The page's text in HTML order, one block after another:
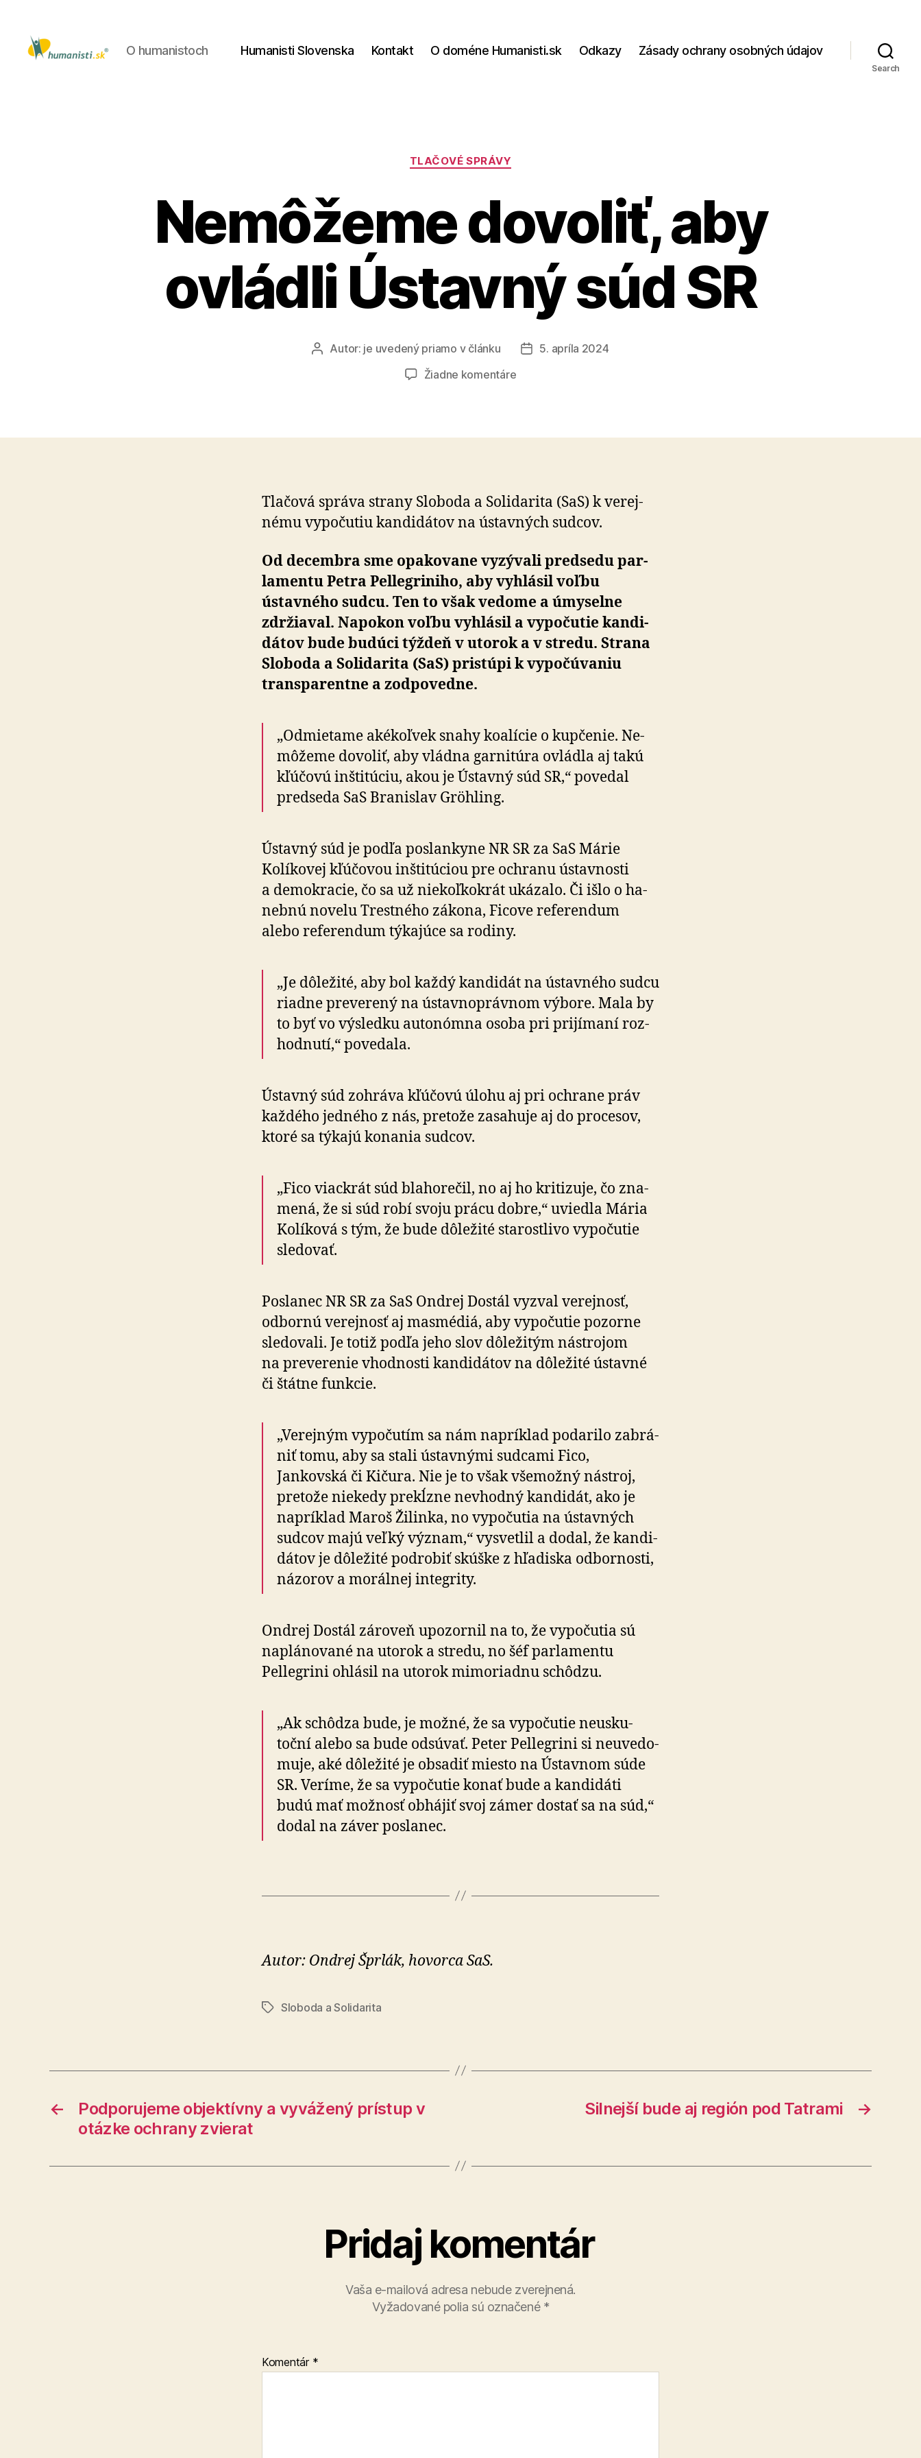
O humanistoch Humanisti Slovenska Kontakt O doméne Humanisti.sk Odkazy Zásady ochrany osobných údajov
Search
Kategórie
TLAČOVÉ SPRÁVY
Nemôžeme dovoliť, aby
ovládli Ústavný súd SR
AutorAutor: je uvedený priamo v článku
Dátum
5. apríla 2024
Žiadne komentárena
ovládli
Tlačová správa strany Sloboda a So­li­da­ri­ta (SaS) k ve­rej­
nému vy­po­ču­tiu kan­di­dá­tov na ústavných sudcov.
Od decembra sme opakovane vyzývali pred­se­du par­
la­men­tu Petra Pellegriniho, aby vyhlásil voľbu
ústavného sudcu. Ten to však vedome a úmy­selne
zdržiaval. Napokon voľbu vyhlásil a vy­po­čutie kan­di­
dá­tov bude budúci týždeň v utorok a v stredu. Strana
Slo­bo­da a So­li­da­ri­ta (SaS) pristúpi k vy­po­čú­va­niu
trans­pa­ren­tne a zod­po­vedne.
„Odmietame akékoľvek snahy koalície o kup­če­nie. Ne­
mô­žeme dovoliť, aby vládna garnitúra ovládla aj takú
kľúčovú inšti­tú­ciu, akou je Ústavný súd SR,“ po­ve­dal
pred­seda SaS Branislav Gröhling.
Ústavný súd je podľa poslankyne NR SR za SaS Márie
Kolíkovej kľúčovou inšti­tú­ciou pre ochranu ústav­nosti
a de­mo­kra­cie, čo sa už nie­koľ­ko­krát ukázalo. Či išlo o ha­
nebnú novelu Trestného zákona, Ficove re­fe­ren­dum
alebo re­fe­ren­dum týka­júce sa rodiny.
„Je dôležité, aby bol každý kandidát na ústav­ného sudcu
riadne pre­ve­rený na ústav­no­práv­nom výbore. Mala by
to byť vo výsledku auto­nómna osoba pri pri­jí­maní roz­
hod­nutí,“ po­ve­dala.
Ústavný súd zohráva kľúčovú úlohu aj pri ochrane práv
každého jedného z nás, pre­tože za­sa­huje aj do pro­ce­sov,
ktoré sa týkajú ko­na­nia sudcov.
„Fico viackrát súd blahorečil, no aj ho kri­ti­zuje, čo zna­
me­ná, že si súd robí svoju prácu dobre,“ uviedla Mária
Kolíková s tým, že bude dô­le­žité sta­rostli­vo vy­po­ču­tie
sle­do­vať.
Poslanec NR SR za SaS Ondrej Dostál vyzval verejnosť,
odbornú verejnosť aj masmédiá, aby vypočutie pozorne
sledovali. Je totiž podľa jeho slov dôležitým nástrojom
na pre­ve­re­nie vhod­nosti kan­di­dá­tov na dô­le­žité ústavné
či štátne funkcie.
„Verejným vypočutím sa nám napríklad po­da­rilo zabrá­
niť tomu, aby sa stali ústavnými sudcami Fico,
Jankovská či Kičura. Nie je to však vše­možný nástroj,
pre­tože niekedy prekĺzne nevhodný kan­di­dát, ako je
napríklad Maroš Žilinka, no vy­po­ču­tia na ústav­ných
sudcov majú veľký význam,“ vysvetlil a dodal, že kan­di­
dá­tov je dôle­žité pod­robiť skúške z hľa­diska odbor­nosti,
názorov a mo­rál­nej integrity.
Ondrej Dostál zároveň upozornil na to, že vy­po­ču­tia sú
naplá­no­vané na utorok a stredu, no šéf par­la­men­tu
Pellegrini ohlásil na uto­rok mimo­riadnu schôdzu.
„Ak schôdza bude, je možné, že sa vy­po­ču­tie ne­usku­
toční alebo sa bude od­sú­vať. Peter Pellegrini si ne­u­ve­do­
muje, aké dôle­žité je obsadiť miesto na Ústav­nom súde
SR. Veríme, že sa vy­po­čutie konať bude a kan­di­dáti
budú mať mož­nosť obhájiť svoj zámer dostať sa na súd,“
dodal na záver poslanec.
Autor: Ondrej Šprlák, hovorca SaS.
ZnačkySloboda a Solidarita
←
Podporujeme objektívny a vyvážený prístup v
otázke ochrany zvierat
→
Silnejší bude aj región pod Tatrami
Pridaj komentár
Vaša e-mailová adresa nebude zverejnená.
Vyžadované polia sú označené *
Komentár *